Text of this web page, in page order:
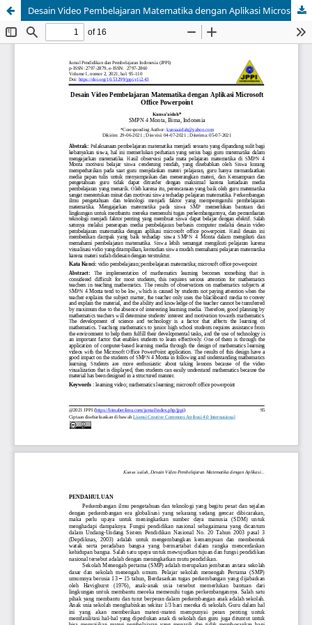
Desain Video Pembelajaran Matematika dengan Aplikasi Microsoft Office Powerpoint